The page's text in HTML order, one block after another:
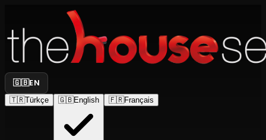
🇬🇧EN
🇹🇷Türkçe 🇬🇧English 🇫🇷Français